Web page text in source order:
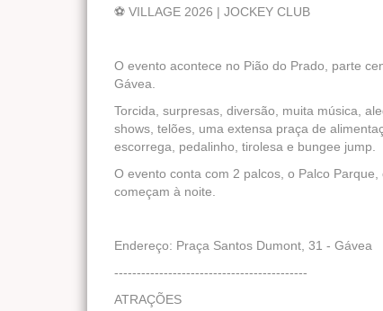
⚽ VILLAGE 2026 | JOCKEY CLUB
O evento acontece no Pião do Prado, parte
Gávea.
Torcida, surpresas, diversão, muita música,
shows, telões, uma extensa praça de
escorrega, pedalinho, tirolesa e bungee jump.
O evento conta com 2 palcos, o Palco
começam à noite.
Endereço: Praça Santos Dumont, 31 - Gávea
-------------------------------------------
ATRAÇÕES